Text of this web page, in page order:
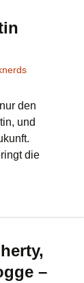
den
und
die
–